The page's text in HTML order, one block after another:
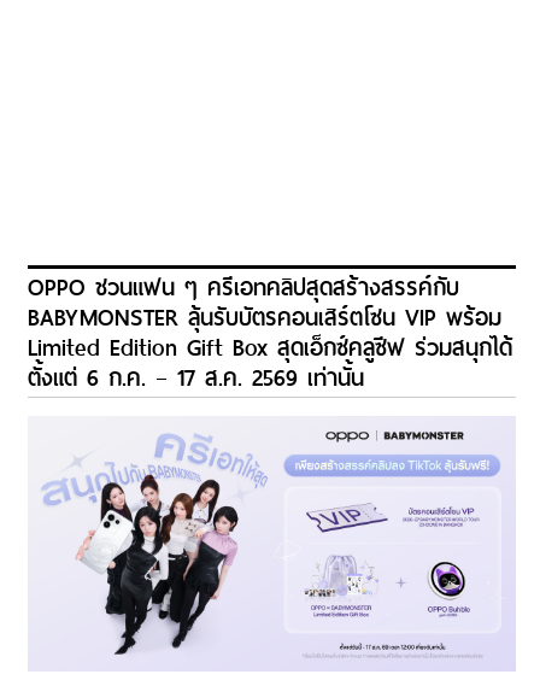
OPPO ชวนแฟน ๆ ครีเอทคลิปสุดสร้างสรรค์กับ
BABYMONSTER ลุ้นรับบัตรคอนเสิร์ตโซน VIP พร้อม
Limited Edition Gift Box สุดเอ็กซ์คลูซีฟ ร่วมสนุกได้
ตั้งแต่ 6 ก.ค. – 17 ส.ค. 2569 เท่านั้น